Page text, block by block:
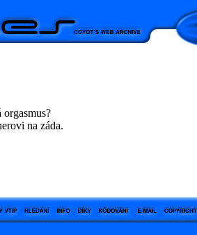
na záda.